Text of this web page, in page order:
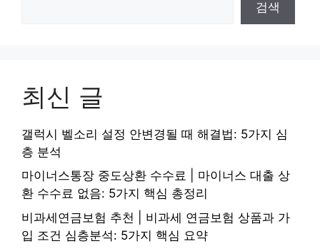
검색
최신 글
갤럭시 벨소리 설정 안변경될 때 해결법: 5가지 심
층 분석
마이너스통장 중도상환 수수료 | 마이너스 대출 상
환 수수료 없음: 5가지 핵심 총정리
비과세연금보험 추천 | 비과세 연금보험 상품과 가
입 조건 심층분석: 5가지 핵심 요약